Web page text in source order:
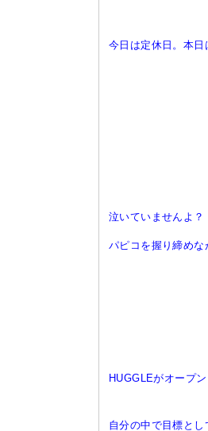
今日は定休日。本
泣いていませんよ？
パピコを握り締め
HUGGLEがオープ
自分の中で目標と